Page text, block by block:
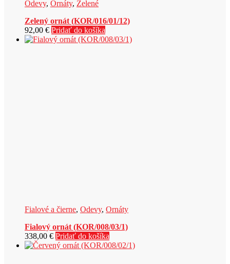
Odevy, Ornáty, Zelené
Zelený ornát (KOR/016/01/12)
92,00 € Pridať do košíka
Fialové a čierne, Odevy, Ornáty
Fialový ornát (KOR/008/03/1)
338,00 € Pridať do košíka